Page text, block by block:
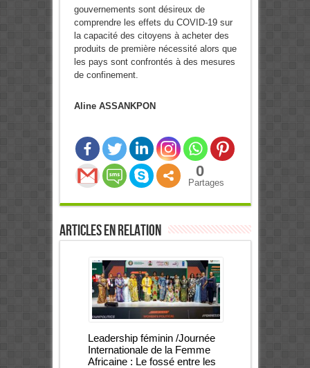
gouvernements sont désireux de
comprendre les effets du COVID-19 sur
la capacité des citoyens à acheter des
produits de première nécessité alors que
les pays sont confrontés à des mesures
de confinement.
Aline ASSANKPON
0
Partages
Articles en relation
Leadership féminin /Journée
Internationale de la Femme
Africaine : Le fossé entre les